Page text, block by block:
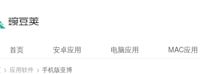
首页 安卓应用 电脑应用 MAC应用
> 应用软件 > 手机版亚博